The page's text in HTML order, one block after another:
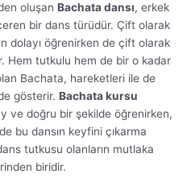
oluşan Bachata dansı, erkek
bir dans türüdür. Çift olarak
dolayı öğrenirken de çift olarak
Hem tutkulu hem de bir o kadar
Bachata, hareketleri ile de
gösterir. Bachata kursu
ve doğru bir şekilde öğrenirken,
bu dansın keyfini çıkarma
tutkusu olanların mutlaka
biridir.